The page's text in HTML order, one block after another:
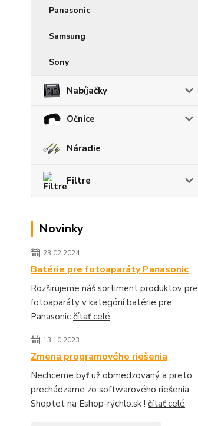
Panasonic
Samsung
Sony
Nabíjačky
Očnice
Náradie
Filtre
Novinky
23.02.2024
Batérie pre fotoaparáty Panasonic
Rozširujeme náš sortiment produktov pre
fotoaparáty v kategórií batérie pre
Panasonic čítať celé
13.10.2023
Zmena programového riešenia
Nechceme byť už obmedzovaný a preto
prechádzame zo softwarového riešenia
Shoptet na Eshop-rýchlo.sk ! čítať celé